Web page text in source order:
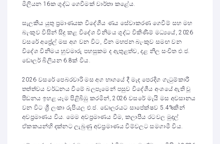
මිලියන 16ක ශුද්ධ ගෙවීමක් වාර්තා කළේය.
සැලකිය යුතු ප්‍රමාණයක විදේශීය ණය සේවාකරණ ගෙවීම් සහ මහ
බැංකුව විසින් සිදු කළ විදේශ විනිමය ශුද්ධ විකිණීම් මධ්‍යයේ, 2026
වසරේ අප්‍රේල් මස අග වන විට, චීන මහජන බැංකුව සමඟ වන
විදේශ විනිමය හුවමාරු පහසුකම ද ඇතුළත්ව, දළ නිල සංචිත එ.ජ.
ඩොලර් බිලියන 6.8ක් විය.
2026 වසරේ පෙබරවාරි මස අග භාගයේ දී මැද පෙරදිග ගැටුම්කාරී
තත්ත්වය වර්ධනය වීමේ බලපෑමෙන් පසුව විදේශීය අංශයේ ඇති වූ
පීඩනය ඉහළ යෑම පිළිබිඹු කරමින්, 2026 වසරේ මැයි මස අවසානය
වන විට ශ්‍රී ලංකා රුපියල එ.ජ. ඩොලරයට සාපේක්ෂව 5.4%කින්
අවප්‍රමාණය විය. මෙම අවප්‍රමාණය වීම, කලාපීය රටවල මුදල්
ඒකකයන්හි දක්නට ලැබුණු අවප්‍රමාණය වීම්වලට සමගාමී විය.